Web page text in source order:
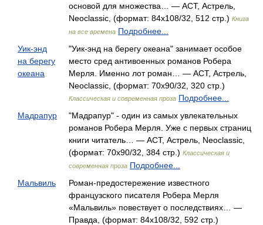
основой для множества… — АСТ, Астрель,
Neoclassic, (формат: 84x108/32, 512 стр.) Книга
на все времена Подробнее...
Уик-энд
на берегу
океана
"Уик-энд на берегу океана" занимает особое
место сред антивоенных романов Робера
Мерля. Именно лот роман… — АСТ, Астрель,
Neoclassic, (формат: 70x90/32, 320 стр.)
Классическая и современная проза Подробнее...
Мадрапур
"Мадрапур" - один из самых увлекательных
романов Робера Мерля. Уже с первых страниц
книги читатель… — АСТ, Астрель, Neoclassic,
(формат: 70x90/32, 384 стр.) Классическая и
современная проза Подробнее...
Мальвиль
Роман-предостережение известного
французского писателя Робера Мерля
«Мальвиль» повествует о последствиях… —
Правда, (формат: 84x108/32, 592 стр.)